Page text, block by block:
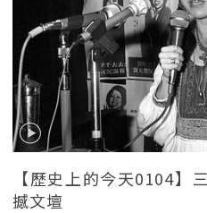
【歷史上的今天0104】
撼文壇